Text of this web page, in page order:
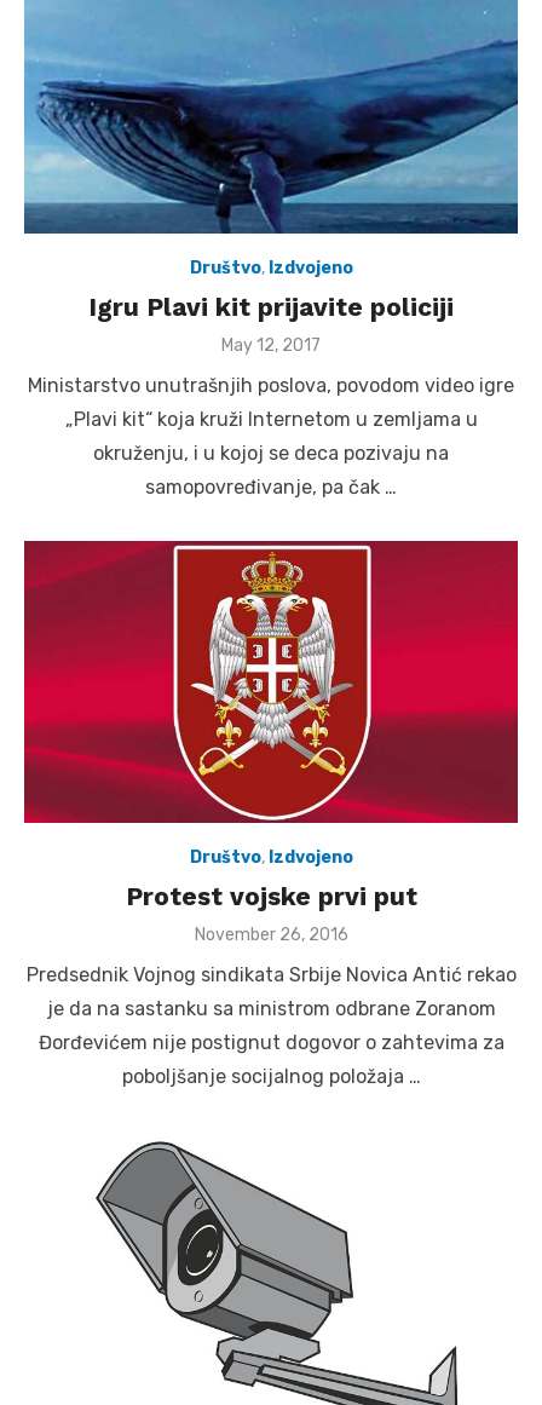
Društvo, Izdvojeno
Igru Plavi kit prijavite policiji
Posted
May 12, 2017
Ministarstvo unutrašnjih poslova, povodom video igre
„Plavi kit“ koja kruži Internetom u zemljama u
okruženju, i u kojoj se deca pozivaju na
samopovređivanje, pa čak …
Društvo, Izdvojeno
Protest vojske prvi put
Posted
November 26, 2016
Predsednik Vojnog sindikata Srbije Novica Antić rekao
je da na sastanku sa ministrom odbrane Zoranom
Đorđevićem nije postignut dogovor o zahtevima za
poboljšanje socijalnog položaja …